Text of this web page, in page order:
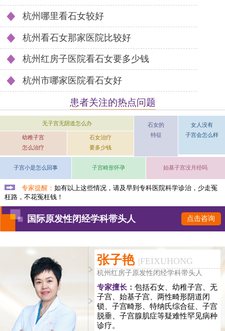
杭州哪里看石女较好
杭州看石女那家医院比较好
杭州红房子医院看石女要多少钱
杭州市哪家医院看石女好
患者关注的热点问题
无子宫无阴道怎么办
幼稚子宫
怎么治疗
石女治疗
要多少钱
石女的
特征
女人没有
子宫会怎么样
子宫小是怎么回事 子宫畸形怀孕 始基子宫没月经吗
专家提醒：如有以上这些情况，请及早到专科医院科学诊治，少走冤
枉路，不花冤枉钱！
国际原发性闭经学科带头人 点击咨询
张子艳 |FEIXUHONG
杭州红房子原发性闭经学科带头人
专家擅长： 包括石女、幼稚子宫、无
子宫、始基子宫、两性畸形阴道闭
锁、子宫畸形、特纳氏综合征、子宫
脱垂、子宫腺肌症等疑难性罕见病种
诊疗。